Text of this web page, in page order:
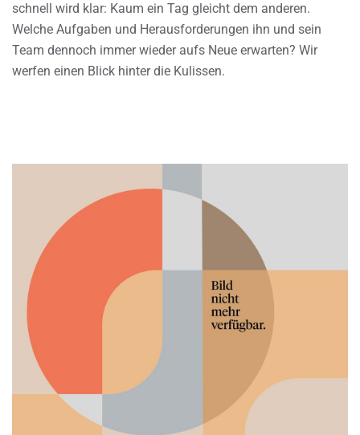
schnell wird klar: Kaum ein Tag gleicht dem anderen.
Welche Aufgaben und Herausforderungen ihn und sein
Team dennoch immer wieder aufs Neue erwarten? Wir
werfen einen Blick hinter die Kulissen.